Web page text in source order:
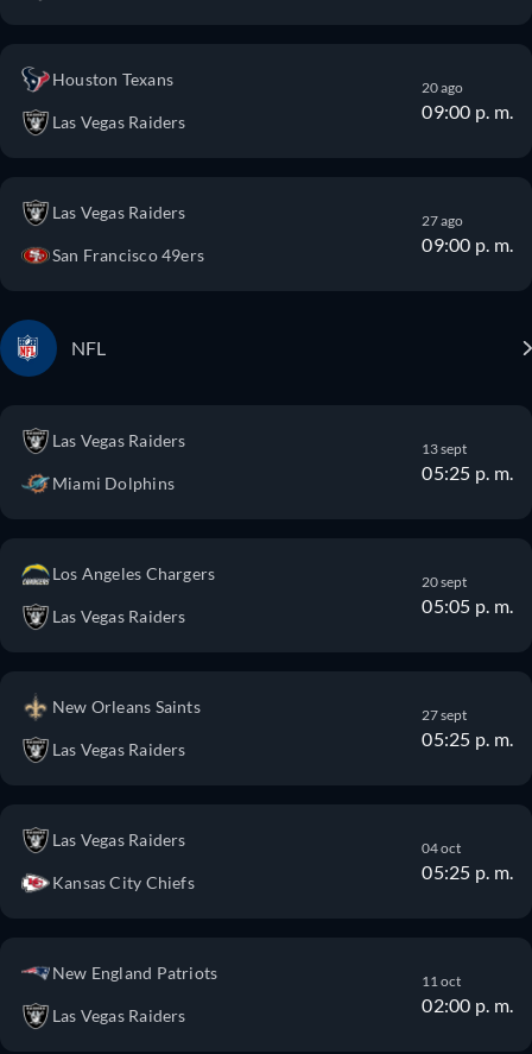
Houston Texans
Las Vegas Raiders
20 ago
09:00 p. m.
Las Vegas Raiders
San Francisco 49ers
27 ago
09:00 p. m.
NFL
Las Vegas Raiders
Miami Dolphins
13 sept
05:25 p. m.
Los Angeles Chargers
Las Vegas Raiders
20 sept
05:05 p. m.
New Orleans Saints
Las Vegas Raiders
27 sept
05:25 p. m.
Las Vegas Raiders
Kansas City Chiefs
04 oct
05:25 p. m.
New England Patriots
Las Vegas Raiders
11 oct
02:00 p. m.